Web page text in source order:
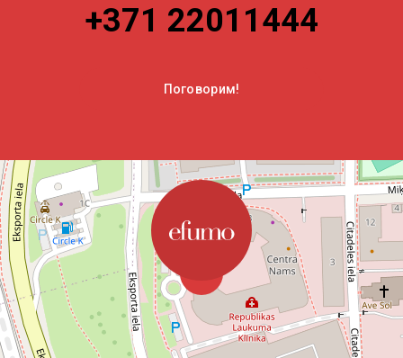
+371 22011444
Поговорим!